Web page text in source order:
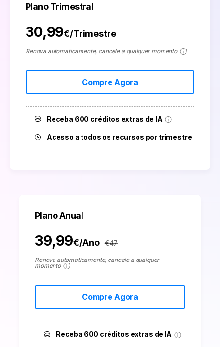
Plano Trimestral
€/Trimestre
30,99
Renova automaticamente, cancele a qualquer momento
Compre Agora
Receba 600 créditos extras de IA
Acesso a todos os recursos por trimestre
Plano Anual
€/Ano
39,99 47
€
Renova automaticamente, cancele a qualquer
momento
Compre Agora
Receba 600 créditos extras de IA